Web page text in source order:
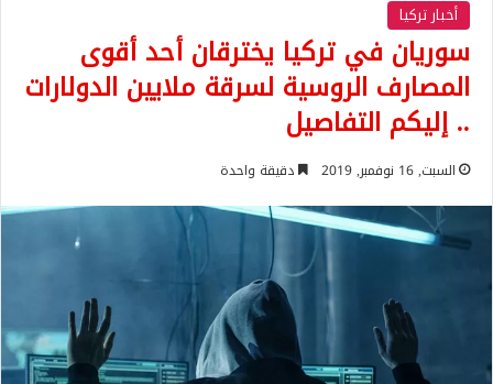
أخبار تركيا
سوريان في تركيا يخترقان أحد أقوى
المصارف الروسية لسرقة ملايين الدولارات
.. إليكم التفاصيل
السبت, 16 نوفمبر, 2019 دقيقة واحدة